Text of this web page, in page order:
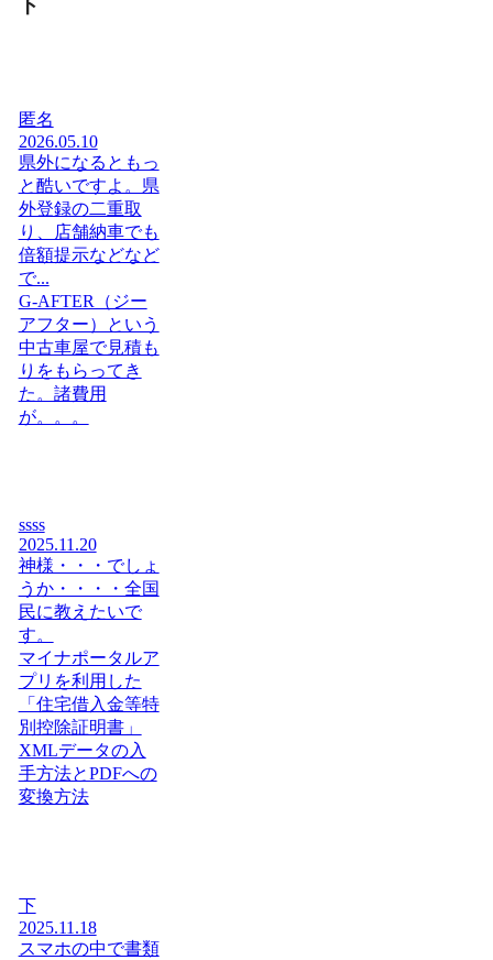
ト
匿名
2026.05.10
県外になるともっ
と酷いですよ。県
外登録の二重取
り、店舗納車でも
倍額提示などなど
で...
G-AFTER（ジー
アフター）という
中古車屋で見積も
りをもらってき
た。諸費用
が。。。
ssss
2025.11.20
神様・・・でしょ
うか・・・・全国
民に教えたいで
す。
マイナポータルア
プリを利用した
「住宅借入金等特
別控除証明書」
XMLデータの入
手方法とPDFへの
変換方法
下
2025.11.18
スマホの中で書類